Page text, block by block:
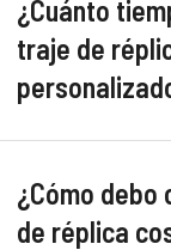
¿Cuánto
traje de
¿Cómo
de réplica